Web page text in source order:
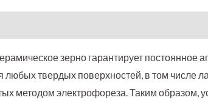
зерно гарантирует постоянное
твердых поверхностей, в том числе
методом электрофореза. Таким образом,